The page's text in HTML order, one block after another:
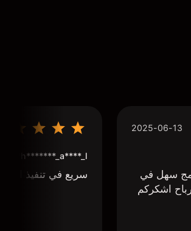
2025-06-13
سهل في
اشكركم
h*******_a****_l***
سريع في تنفيذ